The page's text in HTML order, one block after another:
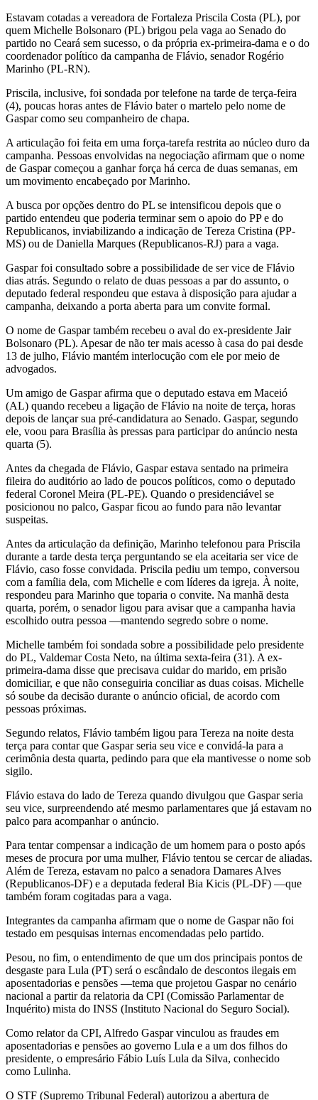
Estavam cotadas a vereadora de Fortaleza Priscila Costa (PL), por
quem Michelle Bolsonaro (PL) brigou pela vaga ao Senado do
partido no Ceará sem sucesso, o da própria ex-primeira-dama e o do
coordenador político da campanha de Flávio, senador Rogério
Marinho (PL-RN).
Priscila, inclusive, foi sondada por telefone na tarde de terça-feira
(4), poucas horas antes de Flávio bater o martelo pelo nome de
Gaspar como seu companheiro de chapa.
A articulação foi feita em uma força-tarefa restrita ao núcleo duro da
campanha. Pessoas envolvidas na negociação afirmam que o nome
de Gaspar começou a ganhar força há cerca de duas semanas, em
um movimento encabeçado por Marinho.
A busca por opções dentro do PL se intensificou depois que o
partido entendeu que poderia terminar sem o apoio do PP e do
Republicanos, inviabilizando a indicação de Tereza Cristina (PP-
MS) ou de Daniella Marques (Republicanos-RJ) para a vaga.
Gaspar foi consultado sobre a possibilidade de ser vice de Flávio
dias atrás. Segundo o relato de duas pessoas a par do assunto, o
deputado federal respondeu que estava à disposição para ajudar a
campanha, deixando a porta aberta para um convite formal.
O nome de Gaspar também recebeu o aval do ex-presidente Jair
Bolsonaro (PL). Apesar de não ter mais acesso à casa do pai desde
13 de julho, Flávio mantém interlocução com ele por meio de
advogados.
Um amigo de Gaspar afirma que o deputado estava em Maceió
(AL) quando recebeu a ligação de Flávio na noite de terça, horas
depois de lançar sua pré-candidatura ao Senado. Gaspar, segundo
ele, voou para Brasília às pressas para participar do anúncio nesta
quarta (5).
Antes da chegada de Flávio, Gaspar estava sentado na primeira
fileira do auditório ao lado de poucos políticos, como o deputado
federal Coronel Meira (PL-PE). Quando o presidenciável se
posicionou no palco, Gaspar ficou ao fundo para não levantar
suspeitas.
Antes da articulação da definição, Marinho telefonou para Priscila
durante a tarde desta terça perguntando se ela aceitaria ser vice de
Flávio, caso fosse convidada. Priscila pediu um tempo, conversou
com a família dela, com Michelle e com líderes da igreja. À noite,
respondeu para Marinho que toparia o convite. Na manhã desta
quarta, porém, o senador ligou para avisar que a campanha havia
escolhido outra pessoa —mantendo segredo sobre o nome.
Michelle também foi sondada sobre a possibilidade pelo presidente
do PL, Valdemar Costa Neto, na última sexta-feira (31). A ex-
primeira-dama disse que precisava cuidar do marido, em prisão
domiciliar, e que não conseguiria conciliar as duas coisas. Michelle
só soube da decisão durante o anúncio oficial, de acordo com
pessoas próximas.
Segundo relatos, Flávio também ligou para Tereza na noite desta
terça para contar que Gaspar seria seu vice e convidá-la para a
cerimônia desta quarta, pedindo para que ela mantivesse o nome sob
sigilo.
Flávio estava do lado de Tereza quando divulgou que Gaspar seria
seu vice, surpreendendo até mesmo parlamentares que já estavam no
palco para acompanhar o anúncio.
Para tentar compensar a indicação de um homem para o posto após
meses de procura por uma mulher, Flávio tentou se cercar de aliadas.
Além de Tereza, estavam no palco a senadora Damares Alves
(Republicanos-DF) e a deputada federal Bia Kicis (PL-DF) —que
também foram cogitadas para a vaga.
Integrantes da campanha afirmam que o nome de Gaspar não foi
testado em pesquisas internas encomendadas pelo partido.
Pesou, no fim, o entendimento de que um dos principais pontos de
desgaste para Lula (PT) será o escândalo de descontos ilegais em
aposentadorias e pensões —tema que projetou Gaspar no cenário
nacional a partir da relatoria da CPI (Comissão Parlamentar de
Inquérito) mista do INSS (Instituto Nacional do Seguro Social).
Como relator da CPI, Alfredo Gaspar vinculou as fraudes em
aposentadorias e pensões ao governo Lula e a um dos filhos do
presidente, o empresário Fábio Luís Lula da Silva, conhecido
como Lulinha.
O STF (Supremo Tribunal Federal) autorizou a abertura de